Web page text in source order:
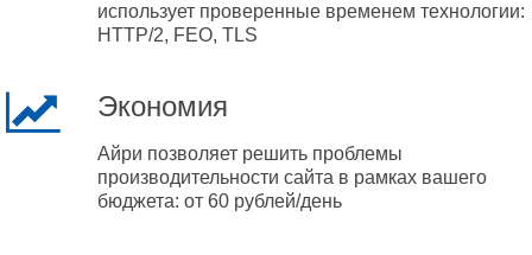
использует проверенные временем технологии:
HTTP/2, FEO, TLS
Экономия
Айри позволяет решить проблемы
производительности сайта в рамках вашего
бюджета: от 60 рублей/день